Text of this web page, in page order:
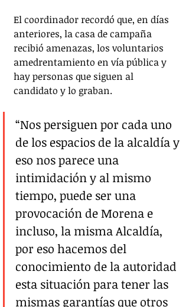
El coordinador recordó que, en días
anteriores, la casa de campaña
recibió amenazas, los voluntarios
amedrentamiento en vía pública y
hay personas que siguen al
candidato y lo graban.
“Nos persiguen por cada uno
de los espacios de la alcaldía y
eso nos parece una
intimidación y al mismo
tiempo, puede ser una
provocación de Morena e
incluso, la misma Alcaldía,
por eso hacemos del
conocimiento de la autoridad
esta situación para tener las
mismas garantías que otros